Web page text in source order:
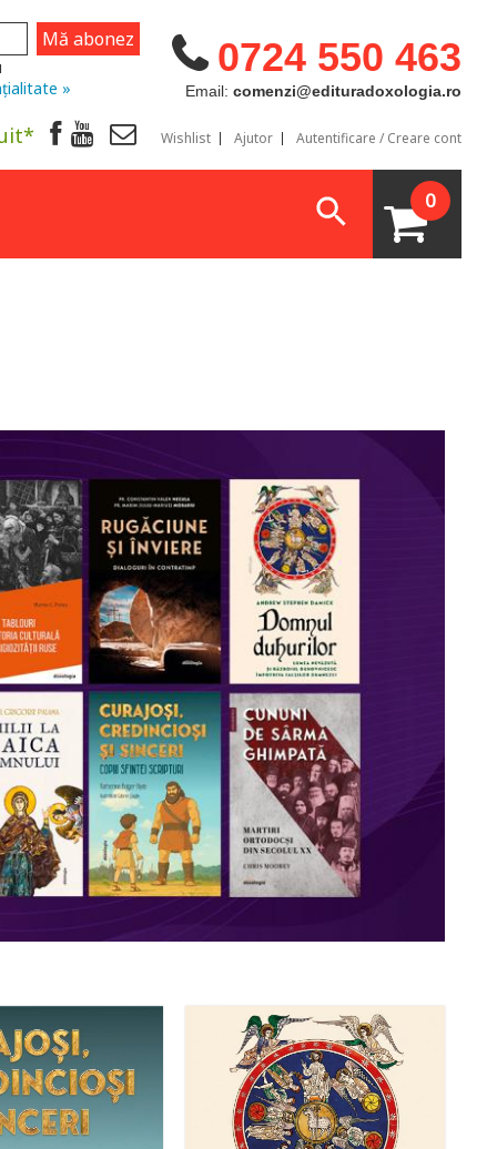
0724 550 463
Email: comenzi@edituradoxologia.ro
»
Wishlist Ajutor Autentificare / Creare cont
0